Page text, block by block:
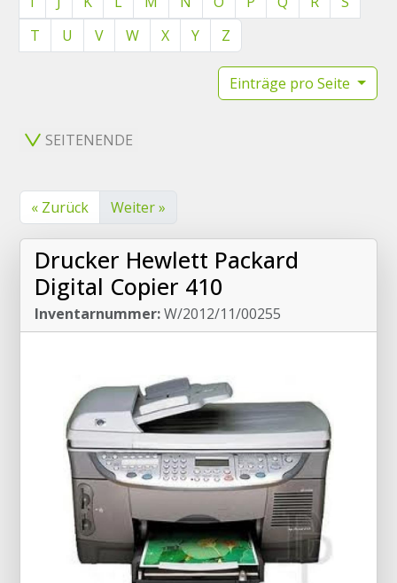
T
U V W X Y Z
Einträge pro Seite
SEITENENDE
« Zurück Weiter »
Drucker Hewlett Packard
Digital Copier 410
Inventarnummer:W/2012/11/00255